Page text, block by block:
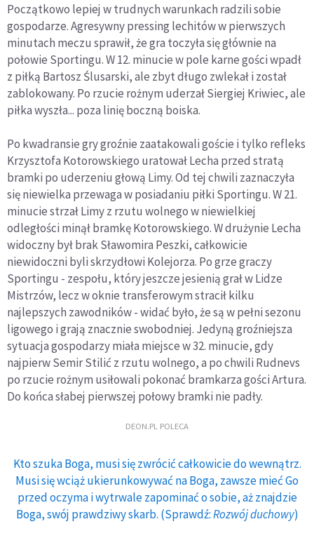
Początkowo lepiej w trudnych warunkach radzili sobie
gospodarze. Agresywny pressing lechitów w pierwszych
minutach meczu sprawił, że gra toczyła się głównie na
połowie Sportingu. W 12. minucie w pole karne gości wpadł
z piłką Bartosz Ślusarski, ale zbyt długo zwlekał i został
zablokowany. Po rzucie rożnym uderzał Siergiej Kriwiec, ale
piłka wyszła... poza linię boczną boiska.
Po kwadransie gry groźnie zaatakowali goście i tylko refleks
Krzysztofa Kotorowskiego uratował Lecha przed stratą
bramki po uderzeniu głową Limy. Od tej chwili zaznaczyła
się niewielka przewaga w posiadaniu piłki Sportingu. W 21.
minucie strzał Limy z rzutu wolnego w niewielkiej
odległości minął bramkę Kotorowskiego. W drużynie Lecha
widoczny był brak Sławomira Peszki, całkowicie
niewidoczni byli skrzydłowi Kolejorza. Po grze graczy
Sportingu - zespołu, który jeszcze jesienią grał w Lidze
Mistrzów, lecz w oknie transferowym stracił kilku
najlepszych zawodników - widać było, że są w pełni sezonu
ligowego i grają znacznie swobodniej. Jedyną groźniejsza
sytuacja gospodarzy miała miejsce w 32. minucie, gdy
najpierw Semir Stilić z rzutu wolnego, a po chwili Rudnevs
po rzucie rożnym usiłowali pokonać bramkarza gości Artura.
Do końca słabej pierwszej połowy bramki nie padły.
DEON.PL POLECA
Kto szuka Boga, musi się zwrócić całkowicie do wewnątrz.
Musi się wciąż ukierunkowywać na Boga, zawsze mieć Go
przed oczyma i wytrwale zapominać o sobie, aż znajdzie
Boga, swój prawdziwy skarb. (Sprawdź:Rozwój duchowy)